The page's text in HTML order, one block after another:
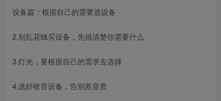
设备篇：根据自己的需要选设备
2.别乱花钱买设备，先搞清楚你需要什么
3.灯光，要根据自己的需求去选择
4.选好收音设备，告别差音质